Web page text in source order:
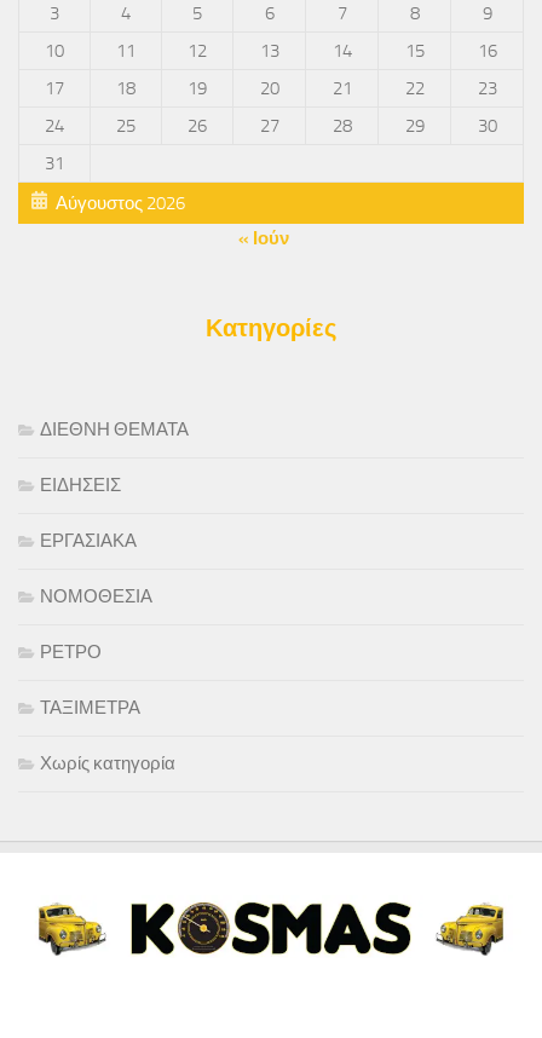
Αύγουστος 2026
3
4 5 6 7 8
9
10
11 12 13 14 15
16
17
18 19 20 21 22
23
24
25 26 27 28 29
30
31
« Ιούν
Κατηγορίες
ΔΙΕΘΝΗ ΘΕΜΑΤΑ
ΕΙΔΗΣΕΙΣ
ΕΡΓΑΣΙΑΚΑ
ΝΟΜΟΘΕΣΙΑ
ΡΕΤΡΟ
ΤΑΞΙΜΕΤΡΑ
Χωρίς κατηγορία